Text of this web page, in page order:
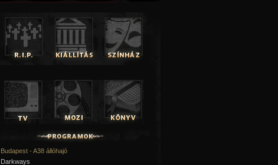
Budapest - A38 állóhajó
Darkways